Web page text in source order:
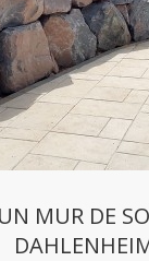
MUR DE